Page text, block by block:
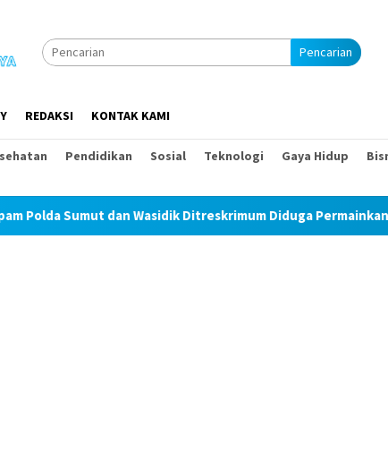
Pencarian
REDAKSI KONTAK KAMI
Pendidikan Sosial Teknologi Gaya Hidup
Wasidik Ditreskrimum Diduga Permainkan Masyarakat